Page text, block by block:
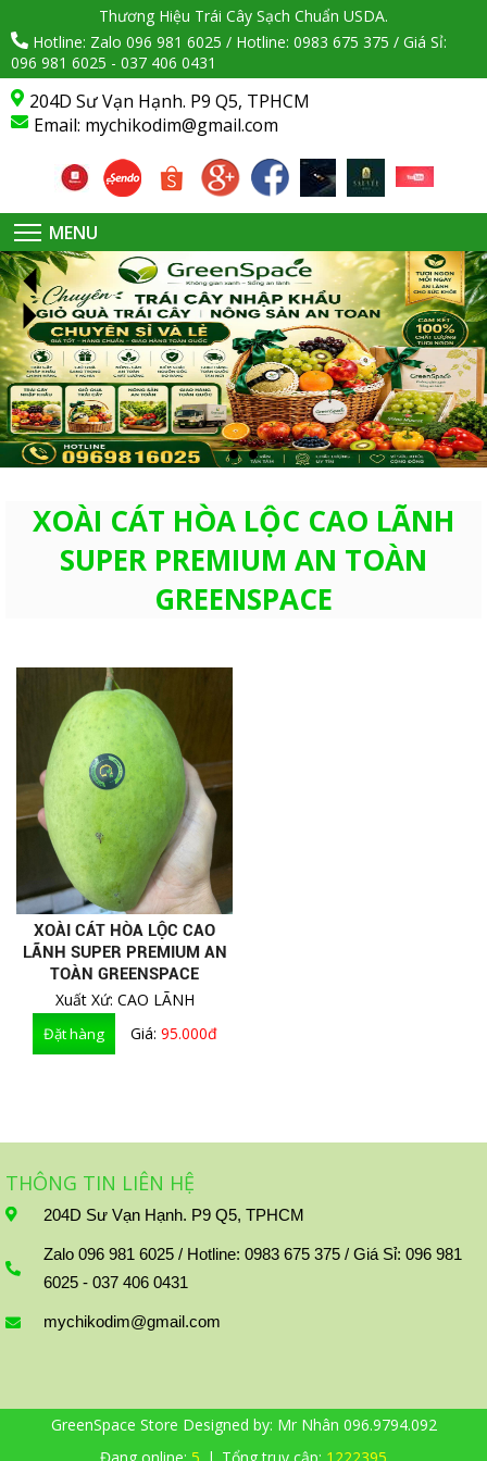
Thương Hiệu Trái Cây Sạch Chuẩn USDA.
Hotline: Zalo 096 981 6025 / Hotline: 0983 675 375 / Giá Sỉ:
096 981 6025 - 037 406 0431
204D Sư Vạn Hạnh. P9 Q5, TPHCM
Email: mychikodim@gmail.com
MENU
XOÀI CÁT HÒA LỘC CAO LÃNH
SUPER PREMIUM AN TOÀN
GREENSPACE
XOÀI CÁT HÒA LỘC CAO
LÃNH SUPER PREMIUM AN
TOÀN GREENSPACE
Xuất Xứ: CAO LÃNH
Giá: 95.000đ
THÔNG TIN LIÊN HỆ
204D Sư Vạn Hạnh. P9 Q5, TPHCM
Zalo 096 981 6025 / Hotline: 0983 675 375 / Giá Sỉ: 096 981
6025 - 037 406 0431
mychikodim@gmail.com
GreenSpace Store Designed by: Mr Nhân 096.9794.092